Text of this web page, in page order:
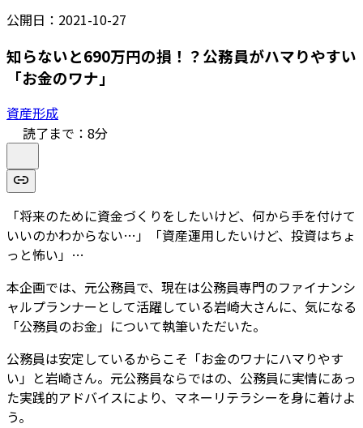
公開日： 2021-10-27
知らないと690万円の損！？公務員がハマりやすい
「お金のワナ」
資産形成
読了まで： 8分
「将来のために資金づくりをしたいけど、何から手を付けて
いいのかわからない…」「資産運用したいけど、投資はちょ
っと怖い」…
本企画では、元公務員で、現在は公務員専門のファイナンシ
ャルプランナーとして活躍している岩崎大さんに、気になる
「公務員のお金」について執筆いただいた。
公務員は安定しているからこそ「お金のワナにハマりやす
い」と岩崎さん。元公務員ならではの、公務員に実情にあっ
た実践的アドバイスにより、マネーリテラシーを身に着けよ
う。